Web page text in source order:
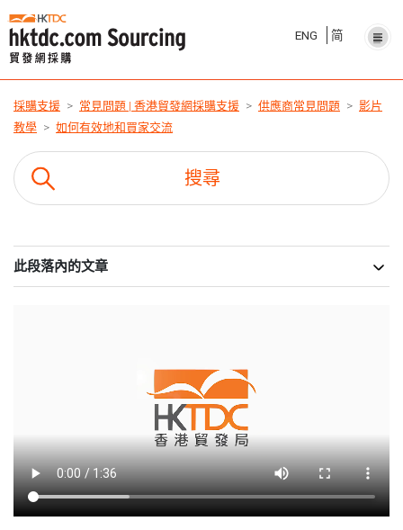
ENG 简
採購支援 常見問題 | 香港貿發網採購支援 供應商常見問題
影片
教學
如何有效地和買家交流
此段落內的文章